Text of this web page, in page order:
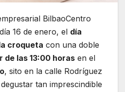
BilbaoCentro
16 de enero, el día
croqueta con una doble
de las 13:00 horasen el
, sito en la calle Rodríguez
tan imprescindible